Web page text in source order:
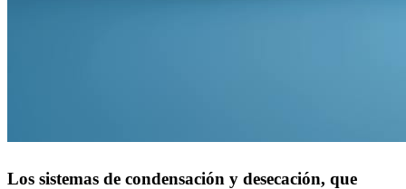
Los sistemas de condensación y desecación, que